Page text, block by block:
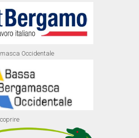
Occidentale